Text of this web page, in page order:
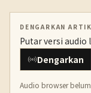
DENGARKAN
Putar versi audio
Dengarkan
Audio browser